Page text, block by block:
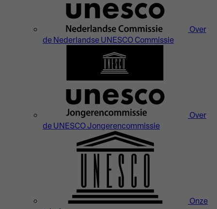
Over
de Nederlandse UNESCO Commissie
Over
de UNESCO Jongerencommissie
Onze